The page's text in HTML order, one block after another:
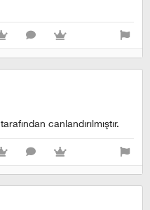
tarafından canlandırılmıştır.